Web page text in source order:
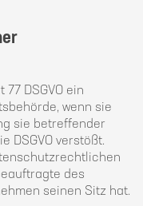
DSGVO ein
wenn sie
sie betreffender
DSGVO verstößt.
des
seinen Sitz hat.